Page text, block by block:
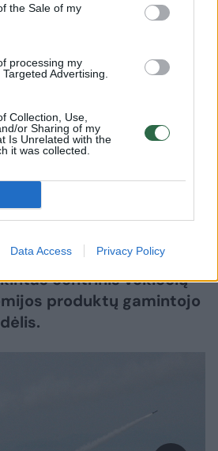
the Sale of my
processing my
Advertising.
Collection, Use,
or Sharing of my
Is Unrelated with the
it was collected.
Data Access Privacy Policy
jūroje dronais
ir dronų ataką
smarkiai nukentėjo
bendrovės „Puma“
centrinis vokiečių
produktų gamintojo